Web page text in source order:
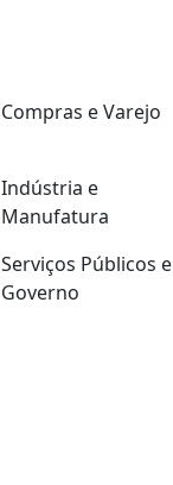
Compras e Varejo
Indústria e
Manufatura
Serviços Públicos e
Governo